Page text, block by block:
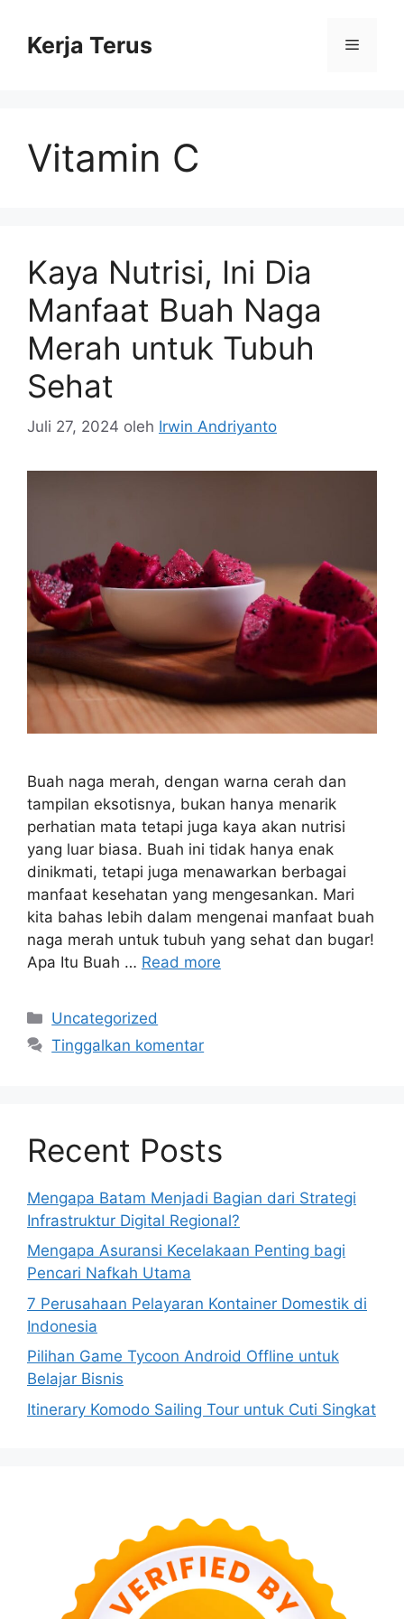
Kerja Terus Menu
Vitamin C
Kaya Nutrisi, Ini Dia
Manfaat Buah Naga
Merah untuk Tubuh
Sehat
Juli 27, 2024 oleh Irwin Andriyanto
Buah naga merah, dengan warna cerah dan
tampilan eksotisnya, bukan hanya menarik
perhatian mata tetapi juga kaya akan nutrisi
yang luar biasa. Buah ini tidak hanya enak
dinikmati, tetapi juga menawarkan berbagai
manfaat kesehatan yang mengesankan. Mari
kita bahas lebih dalam mengenai manfaat buah
naga merah untuk tubuh yang sehat dan bugar!
Apa Itu Buah … Read more
Kategori
Uncategorized
Tinggalkan komentar
Recent Posts
Mengapa Batam Menjadi Bagian dari Strategi
Infrastruktur Digital Regional?
Mengapa Asuransi Kecelakaan Penting bagi
Pencari Nafkah Utama
7 Perusahaan Pelayaran Kontainer Domestik di
Indonesia
Pilihan Game Tycoon Android Offline untuk
Belajar Bisnis
Itinerary Komodo Sailing Tour untuk Cuti Singkat